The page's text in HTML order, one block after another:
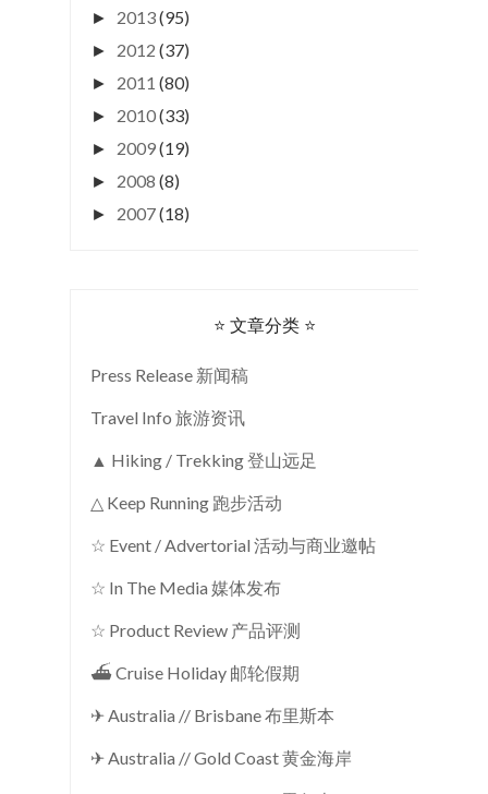
► 2013(95)
► 2012 (37)
► 2011 (80)
► 2010(33)
► 2009(19)
► 2008 (8)
► 2007(18)
⭐ 文章分类 ⭐
Press Release 新闻稿
Travel Info 旅游资讯
▲ Hiking / Trekking 登山远足
△ Keep Running 跑步活动
☆ Event / Advertorial 活动与商业邀帖
☆ In The Media 媒体发布
☆ Product Review 产品评测
⛴ Cruise Holiday 邮轮假期
✈ Australia // Brisbane 布里斯本
✈ Australia // Gold Coast 黄金海岸